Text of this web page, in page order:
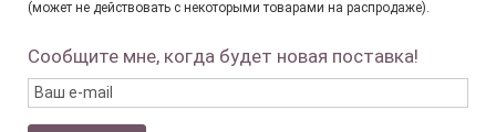
(может не действовать с некоторыми товарами на распродаже).
Сообщите мне, когда будет новая поставка!